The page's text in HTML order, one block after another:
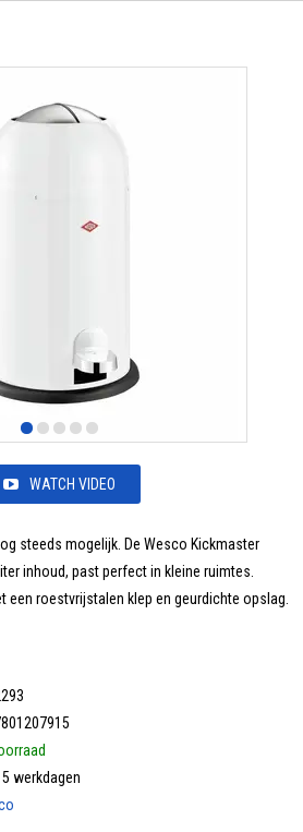
WATCH VIDEO
steeds mogelijk. De Wesco Kickmaster
inhoud, past perfect in kleine ruimtes.
een roestvrijstalen klep en geurdichte opslag.
werkdagen